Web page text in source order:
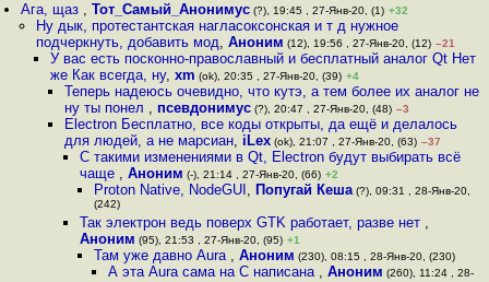
Ага, щаз ,Тот_Самый_Анонимус (?), 19:45 , 27-Янв-20, (1) +32
Ну дык, протестантская нагласоксонская и т д нужное
подчеркнуть, добавить мод, Аноним (12), 19:56 , 27-Янв-20, (12) –21
У вас есть посконно-православный и бесплатный аналог Qt Нет
же Как всегда, ну, xm (ok), 20:35 , 27-Янв-20, (39) +4
Теперь надеюсь очевидно, что кутэ, а тем более их аналог не
ну ты понел , псевдонимус (?), 20:47 , 27-Янв-20, (48) –3
Electron Бесплатно, все коды открыты, да ещё и делалось
для людей, а не марсиан, iLex (ok), 21:07 , 27-Янв-20, (63) –37
С такими изменениями в Qt, Electron будут выбирать всё
чаще , Аноним (-), 21:14 , 27-Янв-20, (66) +2
Proton Native, NodeGUI , Попугай Кеша(?), 09:31 , 28-Янв-20,
(242)
Так электрон ведь поверх GTK работает, разве нет ,
Аноним (95), 21:53 , 27-Янв-20, (95) +1
Там уже давно Aura , Аноним (230), 08:15 , 28-Янв-20, (230)
А эта Aura сама на C написана ,Аноним (260), 11:24 , 28-